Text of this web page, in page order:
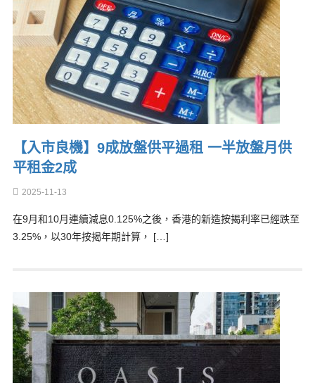
【入市良機】9成放盤供平過租 一半放盤月供
平租金2成
2025-11-13
在9月和10月連續減息0.125%之後，香港的新造按揭利率已經跌至
3.25%，以30年按揭年期計算， […]